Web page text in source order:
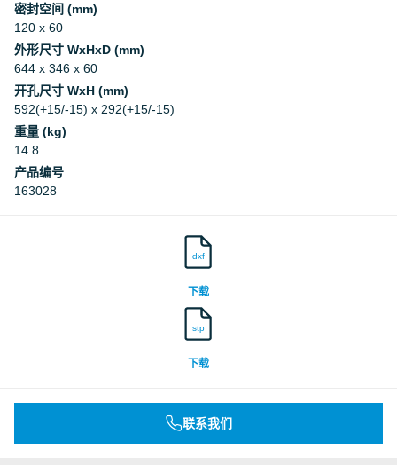
密封空间 (mm)
120 x 60
外形尺寸 WxHxD (mm)
644 x 346 x 60
开孔尺寸 WxH (mm)
592(+15/-15) x 292(+15/-15)
重量 (kg)
14.8
产品编号
163028
dxf
下载
stp
下载
联系我们